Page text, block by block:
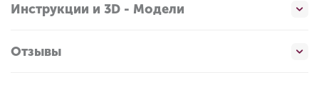
Инструкции и 3D - Модели
Отзывы